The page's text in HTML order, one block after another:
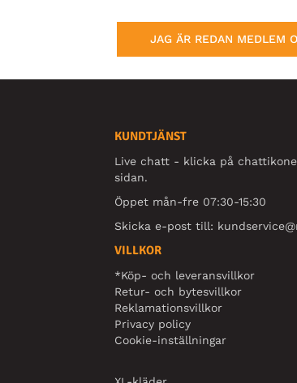
JAG ÄR REDAN MEDLEM
KUNDTJÄNST
Live chatt - klicka på
sidan.
Öppet mån-fre 07:30-15:30
Skicka e-post till:
VILLKOR
*Köp- och leveransvillkor
Retur- och bytesvillkor
Reklamationsvillkor
Privacy policy
Cookie-inställningar